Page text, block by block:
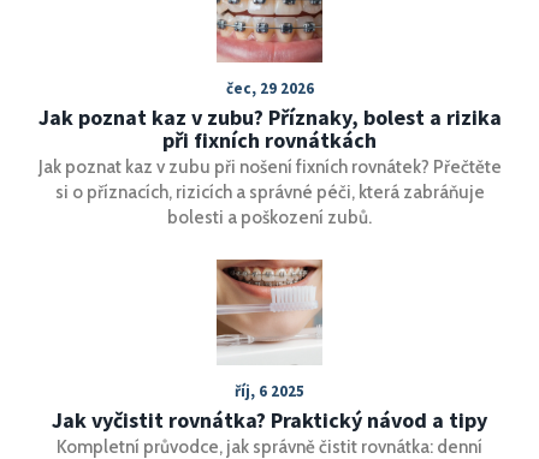
čec, 29 2026
Jak poznat kaz v zubu? Příznaky, bolest a rizika
při fixních rovnátkách
Jak poznat kaz v zubu při nošení fixních rovnátek? Přečtěte
si o příznacích, rizicích a správné péči, která zabráňuje
bolesti a poškození zubů.
říj, 6 2025
Jak vyčistit rovnátka? Praktický návod a tipy
Kompletní průvodce, jak správně čistit rovnátka: denní